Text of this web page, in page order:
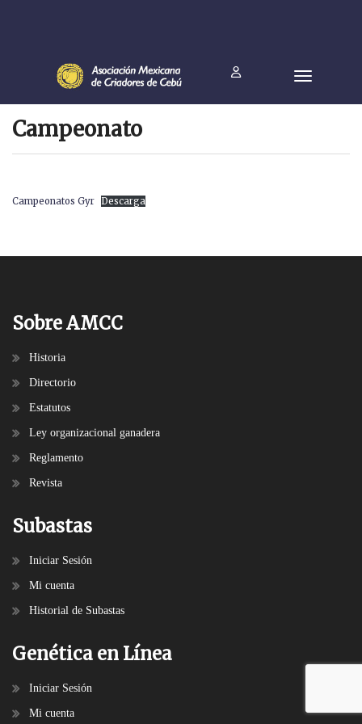
Campeonato
Campeonatos Gyr Descarga
Sobre AMCC
Historia
Directorio
Estatutos
Ley organizacional ganadera
Reglamento
Revista
Subastas
Iniciar Sesión
Mi cuenta
Historial de Subastas
Genética en Línea
Iniciar Sesión
Mi cuenta